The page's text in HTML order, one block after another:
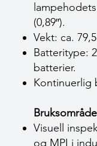
(0,89″).
Vekt: ca.
Batteritype:
batterier.
Kontinuerlig
Visuell
og MPI i